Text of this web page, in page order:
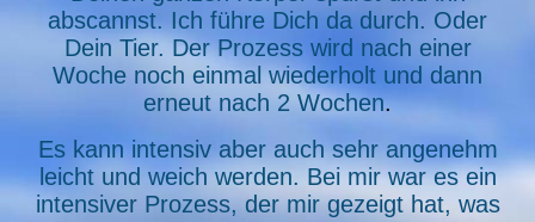
abscannst. Ich führe Dich da durch. Oder
Dein Tier. Der Prozess wird nach einer
Woche noch einmal wiederholt und dann
erneut nach 2 Wochen.
Es kann intensiv aber auch sehr angenehm
leicht und weich werden. Bei mir war es ein
intensiver Prozess, der mir gezeigt hat, was